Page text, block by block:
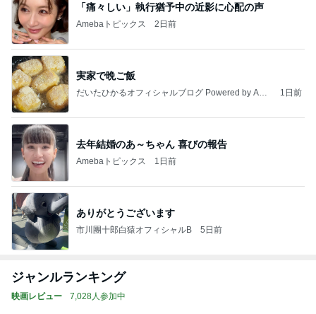
「痛々しい」執行猶予中の近影に心配の声
Amebaトピックス 2日前
実家で晩ご飯
だいたひかるオフィシャルブログ Powered by Ame
1日前
去年結婚のあ～ちゃん 喜びの報告
Amebaトピックス 1日前
ありがとうございます
市川團十郎白猿オフィシャルB 5日前
ジャンルランキング
映画レビュー 7,028人参加中